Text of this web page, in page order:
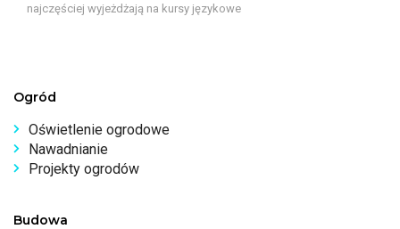
najczęściej wyjeżdżają na kursy językowe
Ogród
Oświetlenie ogrodowe
Nawadnianie
Projekty ogrodów
Budowa